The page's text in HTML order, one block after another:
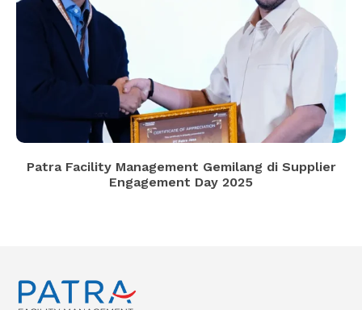
Patra Facility Management Gemilang di Supplier
Engagement Day 2025